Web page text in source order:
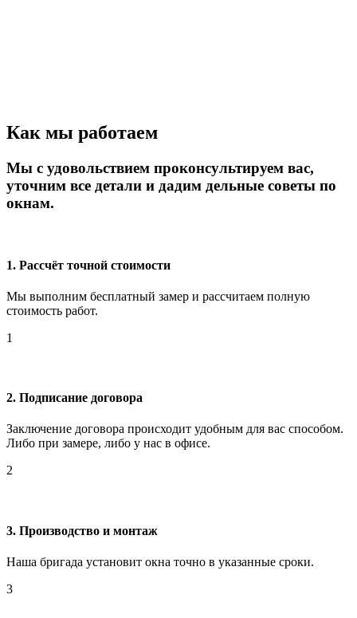
Как мы работаем
Мы с удовольствием проконсультируем вас,
уточним все детали и дадим дельные советы по
окнам.
1. Рассчёт точной стоимости
Мы выполним бесплатный замер и рассчитаем полную
стоимость работ.
1
2. Подписание договора
Заключение договора происходит удобным для вас способом.
Либо при замере, либо у нас в офисе.
2
3. Производство и монтаж
Наша бригада установит окна точно в указанные сроки.
3